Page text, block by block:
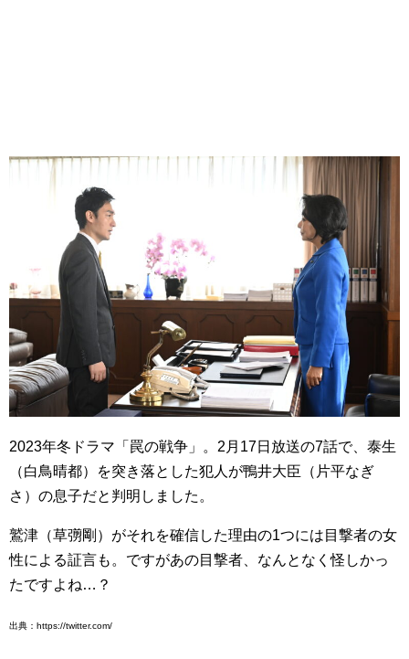
2023年冬ドラマ「罠の戦争」。2月17日放送の7話で、泰生
（白鳥晴都）を突き落とした犯人が鴨井大臣（片平なぎ
さ）の息子だと判明しました。
鷲津（草彅剛）がそれを確信した理由の1つには目撃者の女
性による証言も。ですがあの目撃者、なんとなく怪しかっ
たですよね…？
出典：https://twitter.com/